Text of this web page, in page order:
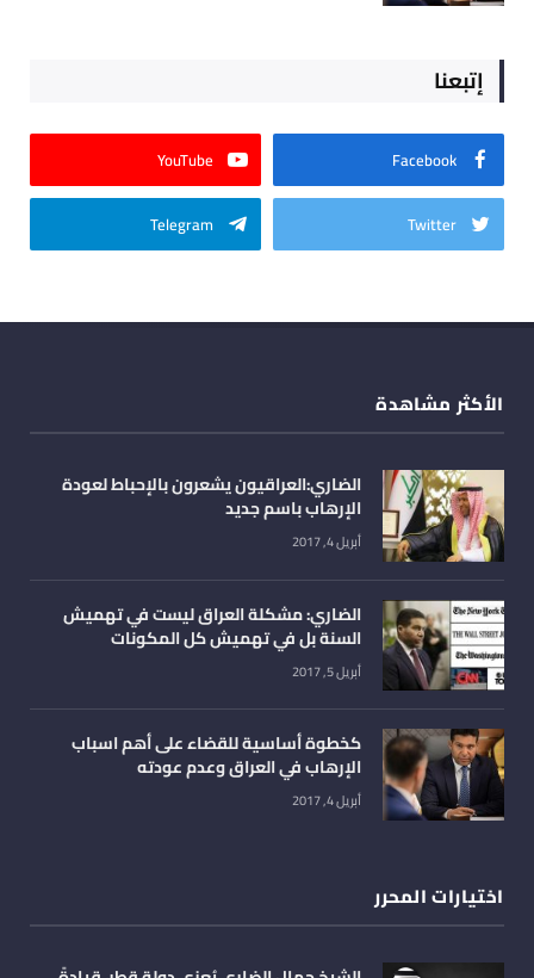
إتبعنا
Facebook
YouTube
Twitter
Telegram
الأكثر مشاهدة
الضاري:العراقيون يشعرون بالإحباط لعودة
الإرهاب باسم جديد
أبريل 4, 2017
الضاري: مشكلة العراق ليست في تهميش
السنة بل في تهميش كل المكونات
أبريل 5, 2017
كخطوة أساسية للقضاء على أهم اسباب
الإرهاب في العراق وعدم عودته
أبريل 4, 2017
اختيارات المحرر